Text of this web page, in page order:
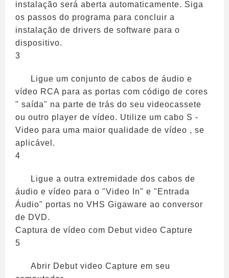
instalação será aberta automaticamente. Siga
os passos do programa para concluir a
instalação de drivers de software para o
dispositivo.
3
Ligue um conjunto de cabos de áudio e
vídeo RCA para as portas com código de cores
" saída" na parte de trás do seu videocassete
ou outro player de vídeo. Utilize um cabo S -
Video para uma maior qualidade de vídeo , se
aplicável.
4
Ligue a outra extremidade dos cabos de
áudio e vídeo para o "Video In" e "Entrada
Áudio" portas no VHS Gigaware ao conversor
de DVD.
Captura de vídeo com Debut video Capture
5
Abrir Debut video Capture em seu